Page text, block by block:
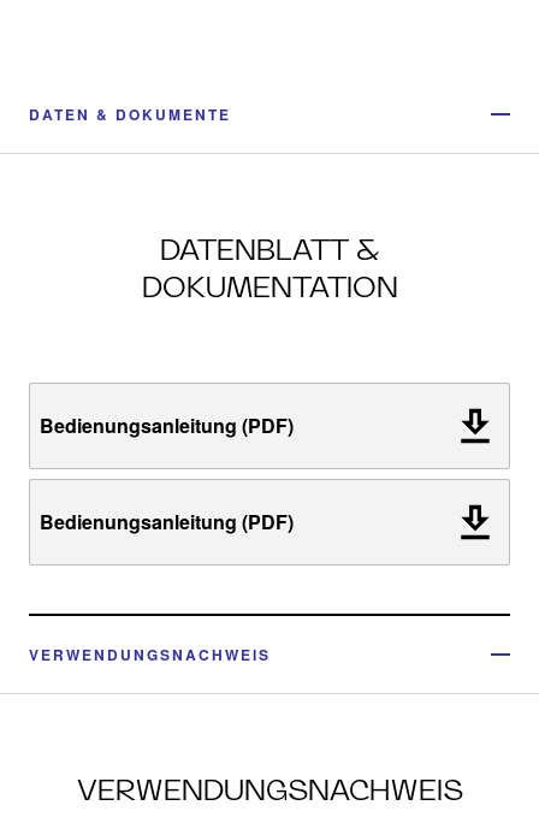
DATEN & DOKUMENTE
DATENBLATT &
DOKUMENTATION
Bedienungsanleitung (PDF)
Bedienungsanleitung (PDF)
VERWENDUNGSNACHWEIS
VERWENDUNGSNACHWEIS